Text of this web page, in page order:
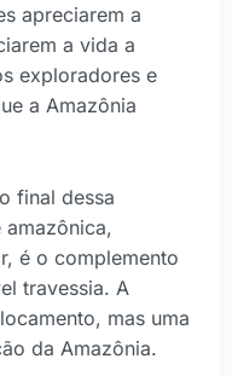
apreciarem a
a vida a
exploradores e
a Amazônia
final dessa
é o complemento
travessia. A
mas uma
da Amazônia.